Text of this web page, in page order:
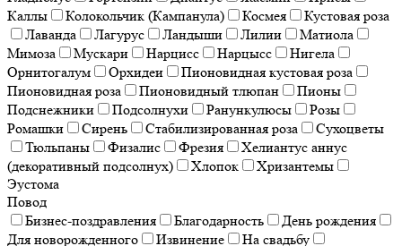
Каллы
Колокольчик (Кампанула) Космея
Кустовая роза
Лаванда
Лагурус Ландыши Лилии
Матиола
Мимоза
Мускари Нарцисс Нарцысс
Нигела
Орнитогалум
Орхидеи
Пионовидная кустовая роза
Пионовидная роза
Пионовидный тлюпан
Пионы
Подснежники
Подсолнухи Ранункулюсы
Розы
Ромашки
Сирень Стабилизированная роза
Сухоцветы
Тюльпаны
Физалис Фрезия
Хелиантус аннус
(декоративный подсолнух)
Хлопок
Хризантемы
Эустома
Повод
Бизнес-поздравления
Благодарность
День рождения
Для новорожденного
Извинение
На свадьбу